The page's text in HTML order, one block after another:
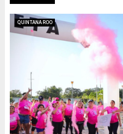
QUINTANA ROO